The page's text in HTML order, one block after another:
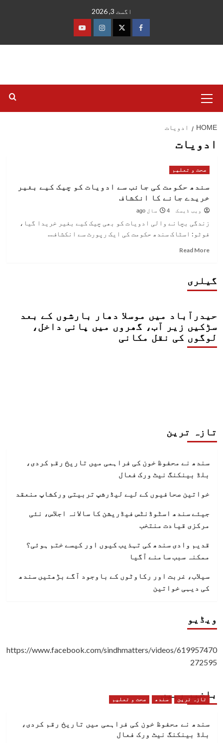
اگست 3, 2026
فیس
ٹوئٹرانسٹاگرام
یوٹیوب
Menu
HOME ادویات
ادویات
صحت و تعلیم
سندھ حکومت کی جانب سے ادویات کو چیک کیے بغیر
خریدے جانے کا انکشاف
ویب ڈیسک 4 سال ago
زندگی بچانے والی ادویات کو بھی چیک کیے بغیر خریدا گیا،
فوٹو: اسٹاک سندھ حکومت کی ایک رپورٹ سے انکشاف...
Read More
سے
ادویات
کو
چیک
گیلری
حیدرآباد میں موسلا دھار بارشوں کے بعد
سڑکیں زیر آب، گھروں میں پانی داخل،
لوگوں کی نقل مکانی
تازہ ترین
سندھ نے محفوظ خون کی فراہمی میں تاریخ رقم کردی،
بلڈ بینکنگ نیٹ ورک فعال
خواتین صحافیوں کے لیے لیڈرشپ تربیتی ورکشاپ منعقد
جیئے سندھ اسٹوڈنٹس فیڈریشن کا سالانہ اجلاس، نئی
مرکزی قیادت منتخب
قدیم وادی سندھ کی تہذیب کیوں اور کیسے ختم ہوئی؟
ممکنہ سبب سامنے آگیا
سیلاب، غربت اور رکاوٹوں کے باوجود آگے بڑھتیں سندھ
کی دیہی خواتین
ویڈیو
https://www.facebook.com/sindhmatters/videos/619957470
272595
باخبر رہیں
تازہ ترین سندھ صحت و تعلیم
سندھ نے محفوظ خون کی فراہمی میں تاریخ رقم کردی،
بلڈ بینکنگ نیٹ ورک فعال